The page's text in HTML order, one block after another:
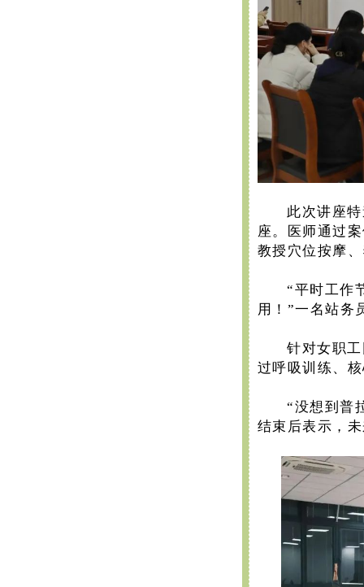
此次讲座
座。医师通过
教授穴位按摩
“平时工作
用！”一名站
针对女职
过呼吸训练、
“没想到普
结束后表示，